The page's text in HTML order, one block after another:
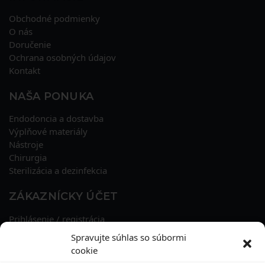
Spravujte súhlas so súbormi
cookie
Obchodné podmienky
O nás
Doručenie
Ochrana osobných údajov
Kontakt
NAŠA PONUKA
Endodoncia a dostavba
Výplňové materiály
Nástroje
Chirurgia
Sterilizácia a dezinfekcia
ZÁKAZNÍCKY ÚČET
Prihlásenie / registrácia